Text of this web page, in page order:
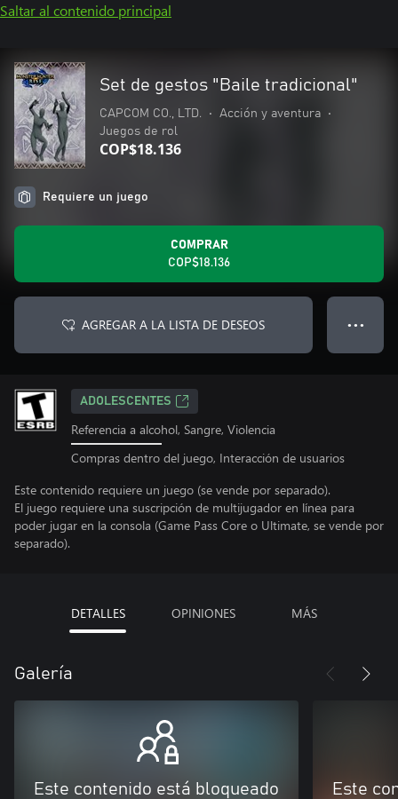
Saltar al contenido principal
Set de gestos "Baile tradicional"
CAPCOM CO., LTD. • Acción y aventura
•
Juegos de rol
COP$18.136
Requiere un juego
COMPRAR
COP$18.136
AGREGAR A LA LISTA DE DESEOS ● ● ●
ADOLESCENTES
Referencia a alcohol, Sangre, Violencia
Compras dentro del juego, Interacción de usuarios
Este contenido requiere un juego (se vende por separado).
El juego requiere una suscripción de multijugador en línea para
poder jugar en la consola (Game Pass Core o Ultimate, se vende por
separado).
DETALLES OPINIONES MÁS
Galería
Este contenido está bloqueado Este